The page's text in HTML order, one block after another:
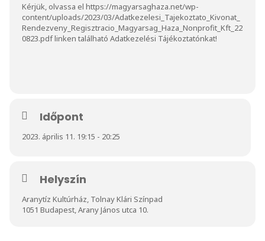
Kérjük, olvassa el https://magyarsaghaza.net/wp-
content/uploads/2023/03/Adatkezelesi_Tajekoztato_Kivonat_
Rendezveny_Regisztracio_Magyarsag_Haza_Nonprofit_Kft_22
0823.pdflinken található Adatkezelési Tájékoztatónkat!
Időpont
2023. április 11. 19:15 - 20:25
Helyszín
Aranytíz Kultúrház, Tolnay Klári Színpad
1051 Budapest, Arany János utca 10.